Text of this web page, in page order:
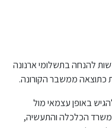
להנחה בתשלומי ארנונה
כתוצאה ממשבר הקורונה.
באופן עצמאי מול
הכלכלה והתעשיה,